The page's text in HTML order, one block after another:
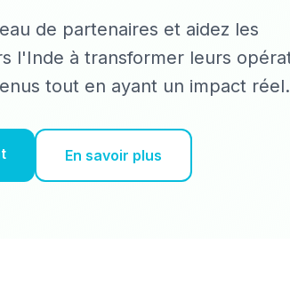
de partenaires et aidez les
l'Inde à transformer leurs
tout en ayant un impact réel.
En savoir plus